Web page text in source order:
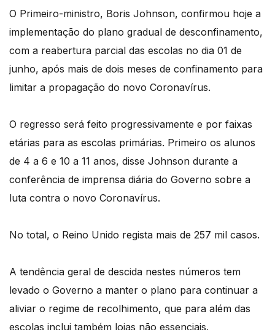
O Primeiro-ministro, Boris Johnson, confirmou hoje a
implementação do plano gradual de desconfinamento,
com a reabertura parcial das escolas no dia 01 de
junho, após mais de dois meses de confinamento para
limitar a propagação do novo Coronavírus.
O regresso será feito progressivamente e por faixas
etárias para as escolas primárias. Primeiro os alunos
de 4 a 6 e 10 a 11 anos, disse Johnson durante a
conferência de imprensa diária do Governo sobre a
luta contra o novo Coronavírus.
No total, o Reino Unido regista mais de 257 mil casos.
A tendência geral de descida nestes números tem
levado o Governo a manter o plano para continuar a
aliviar o regime de recolhimento, que para além das
escolas inclui também lojas não essenciais.